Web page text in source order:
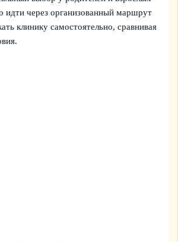
идти через организованный маршрут
клинику самостоятельно, сравнивая